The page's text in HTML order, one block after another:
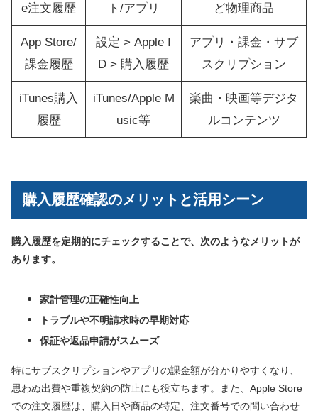
e注文履歴
ト/アプリ
ど物理商品
App Store/
課金履歴
設定 > Apple I
D > 購入履歴
アプリ・課金・サブ
スクリプション
iTunes購入
履歴
iTunes/Apple M
usic等
楽曲・映画等デジタ
ルコンテンツ
購入履歴確認のメリットと活用シーン
購入履歴を定期的にチェックすることで、次のようなメリットが
あります。
家計管理の正確性向上
トラブルや不明請求時の早期対応
保証や返品申請がスムーズ
特にサブスクリプションやアプリの課金額が分かりやすくなり、
思わぬ出費や重複契約の防止にも役立ちます。また、Apple Store
での注文履歴は、購入日や商品の特定、注文番号での問い合わせ